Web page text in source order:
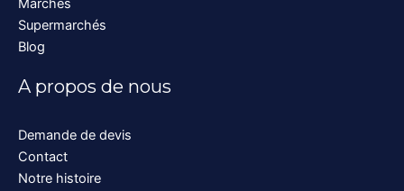
Marchés
Supermarchés
Blog
A propos de nous
Demande de devis
Contact
Notre histoire